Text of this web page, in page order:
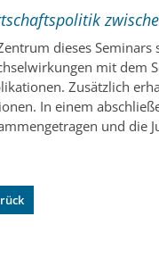
dieses Seminars
mit dem
Zusätzlich
In einem
und die